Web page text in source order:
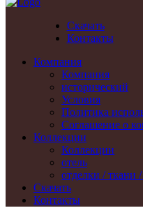
Скачать
Контакты
Компания
Компания
исторический
Условия
Политика
Cоглашение о
Коллекции
Коллекции
отель
отделки / ткани
Скачать
Контакты